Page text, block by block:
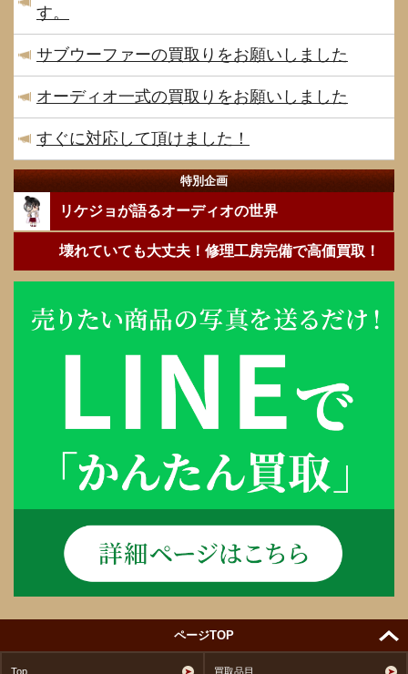
す。
サブウーファーの買取りをお願いしました
オーディオ一式の買取りをお願いしました
すぐに対応して頂けました！
特別企画
リケジョが語るオーディオの世界
壊れていても大丈夫！修理工房完備で高価買取！
ページTOP
Top 買取品目